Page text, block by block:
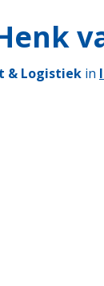
& Logistiek in